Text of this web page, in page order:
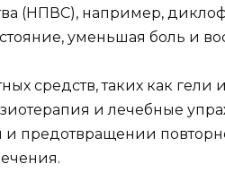
(НПВС), например,
уменьшая боль и
средств, таких как
и лечебные
предотвращении